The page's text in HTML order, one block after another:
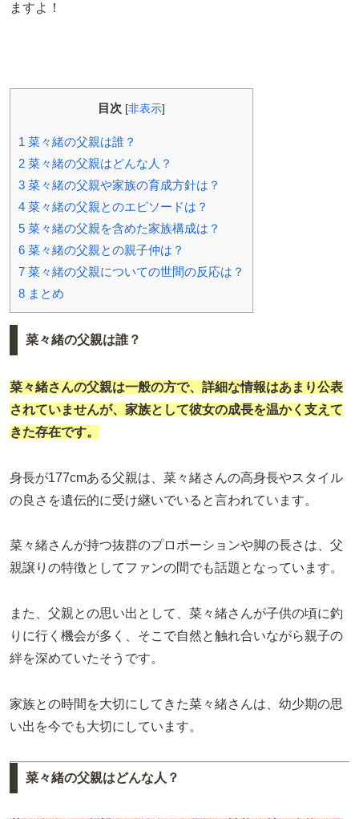
ますよ！
目次 [非表示]
1 菜々緒の父親は誰？
2 菜々緒の父親はどんな人？
3 菜々緒の父親や家族の育成方針は？
4 菜々緒の父親とのエピソードは？
5 菜々緒の父親を含めた家族構成は？
6 菜々緒の父親との親子仲は？
7 菜々緒の父親についての世間の反応は？
8 まとめ
菜々緒の父親は誰？
菜々緒さんの父親は一般の方で、詳細な情報はあまり公表
されていませんが、家族として彼女の成長を温かく支えて
きた存在です。
身長が177cmある父親は、菜々緒さんの高身長やスタイル
の良さを遺伝的に受け継いでいると言われています。
菜々緒さんが持つ抜群のプロポーションや脚の長さは、父
親譲りの特徴としてファンの間でも話題となっています。
また、父親との思い出として、菜々緒さんが子供の頃に釣
りに行く機会が多く、そこで自然と触れ合いながら親子の
絆を深めていたそうです。
家族との時間を大切にしてきた菜々緒さんは、幼少期の思
い出を今でも大切にしています。
菜々緒の父親はどんな人？